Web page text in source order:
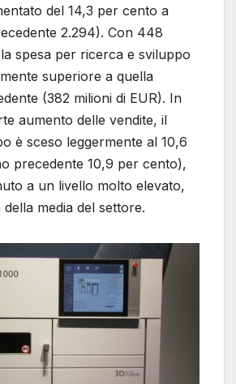
del 14,3 per cento a
2.294). Con 448
spesa per ricerca e sviluppo
superiore a quella
(382 milioni di EUR). In
aumento delle vendite, il
è sceso leggermente al 10,6
precedente 10,9 per cento),
a un livello molto elevato,
media del settore.